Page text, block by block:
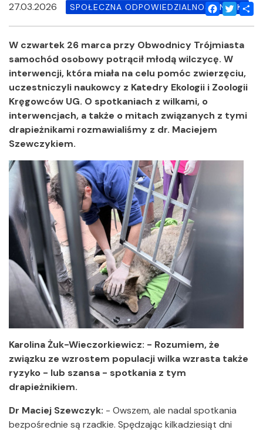
Facebook
Twitter
27.03.2026 SPOŁECZNA ODPOWIEDZIALNOŚĆ NAUKI
W czwartek 26 marca przy Obwodnicy Trójmiasta
samochód osobowy potrącił młodą wilczycę. W
interwencji, która miała na celu pomóc zwierzęciu,
uczestniczyli naukowcy z Katedry Ekologii i Zoologii
Kręgowców UG. O spotkaniach z wilkami, o
interwencjach, a także o mitach związanych z tymi
drapieżnikami rozmawialiśmy z dr. Maciejem
Szewczykiem.
Karolina Żuk-Wieczorkiewicz: - Rozumiem, że
związku ze wzrostem populacji wilka wzrasta także
ryzyko - lub szansa - spotkania z tym
drapieżnikiem.
Dr Maciej Szewczyk: - Owszem, ale nadal spotkania
bezpośrednie są rzadkie. Spędzając kilkadziesiąt dni